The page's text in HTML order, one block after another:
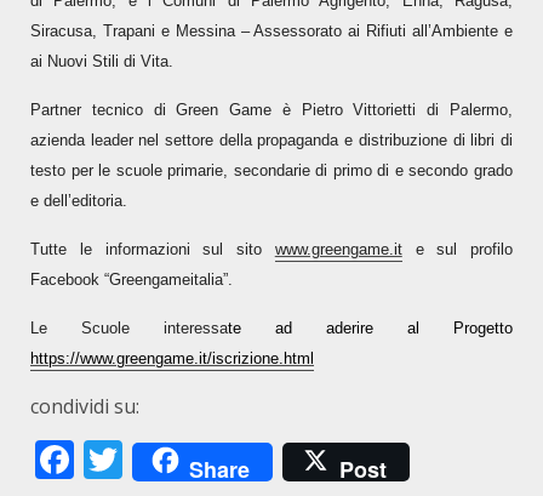
Siracusa, Trapani e Messina – Assessorato ai Rifiuti all’Ambiente e
ai Nuovi Stili di Vita.
Partner tecnico di Green Game è Pietro Vittorietti di Palermo,
azienda leader nel settore della propaganda e distribuzione di libri di
testo per le scuole primarie, secondarie di primo di e secondo grado
e dell’editoria.
Tutte le informazioni sul sito www.greengame.ite sul profilo
Facebook “Greengameitalia”.
Le Scuole interessate ad aderire al Progetto
https://www.greengame.it/iscrizione.html
condividi su:
Facebook
Twitter
Share Post